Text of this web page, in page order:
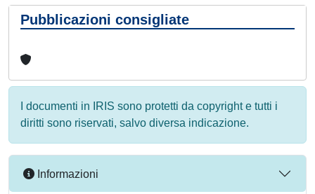
Pubblicazioni consigliate
I documenti in IRIS sono protetti da copyright e tutti i
diritti sono riservati, salvo diversa indicazione.
Informazioni